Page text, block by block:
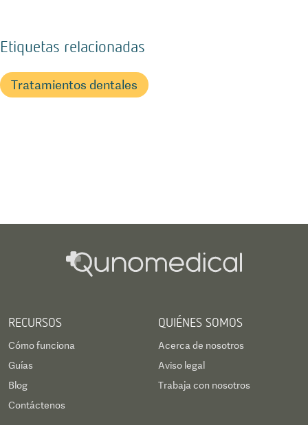
Etiquetas relacionadas
Tratamientos dentales
RECURSOS
Cómo funciona
Guías
Blog
Contáctenos
QUIÉNES SOMOS
Acerca de nosotros
Aviso legal
Trabaja con nosotros